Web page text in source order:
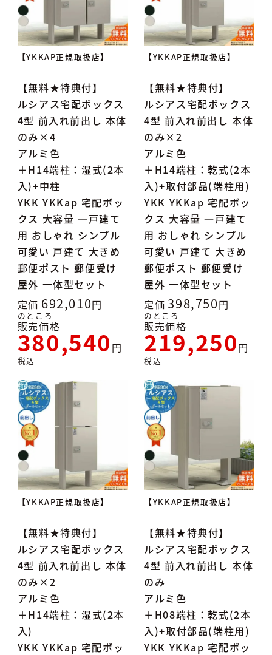
【YKKAP正規取扱店】
【無料★特典付】
ルシアス宅配ボックス
4型 前入れ前出し 本体
のみ×4
アルミ色
＋H14端柱：湿式(2本
入)+中柱
YKK YKKap 宅配ボッ
クス 大容量 一戸建て
用 おしゃれ シンプル
可愛い 戸建て 大きめ
郵便ポスト 郵便受け
屋外 一体型セット
定価 692,010
のところ
販売価格
380,540
税込
【YKKAP正規取扱店】
【無料★特典付】
ルシアス宅配ボックス
4型 前入れ前出し 本体
のみ×2
アルミ色
＋H14端柱：乾式(2本
入)+取付部品(端柱用)
YKK YKKap 宅配ボッ
クス 大容量 一戸建て
用 おしゃれ シンプル
可愛い 戸建て 大きめ
郵便ポスト 郵便受け
屋外 一体型セット
定価 398,750
のところ
販売価格
219,250
税込
【YKKAP正規取扱店】
【無料★特典付】
ルシアス宅配ボックス
4型 前入れ前出し 本体
のみ×2
アルミ色
＋H14端柱：湿式(2本
入)
YKK YKKap 宅配ボッ
【YKKAP正規取扱店】
【無料★特典付】
ルシアス宅配ボックス
4型 前入れ前出し 本体
のみ
アルミ色
＋H08端柱：乾式(2本
入)+取付部品(端柱用)
YKK YKKap 宅配ボッ